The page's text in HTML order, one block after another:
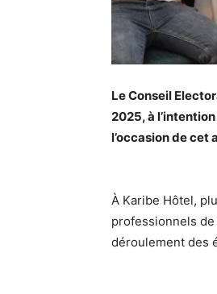
Le Conseil
2025, à
l’occasion de cet
À Karibe Hôtel,
professionnels
déroulement des